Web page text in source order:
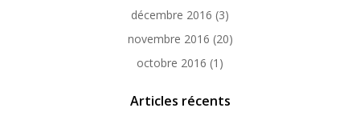
décembre 2016 (3)
novembre 2016 (20)
octobre 2016 (1)
Articles récents